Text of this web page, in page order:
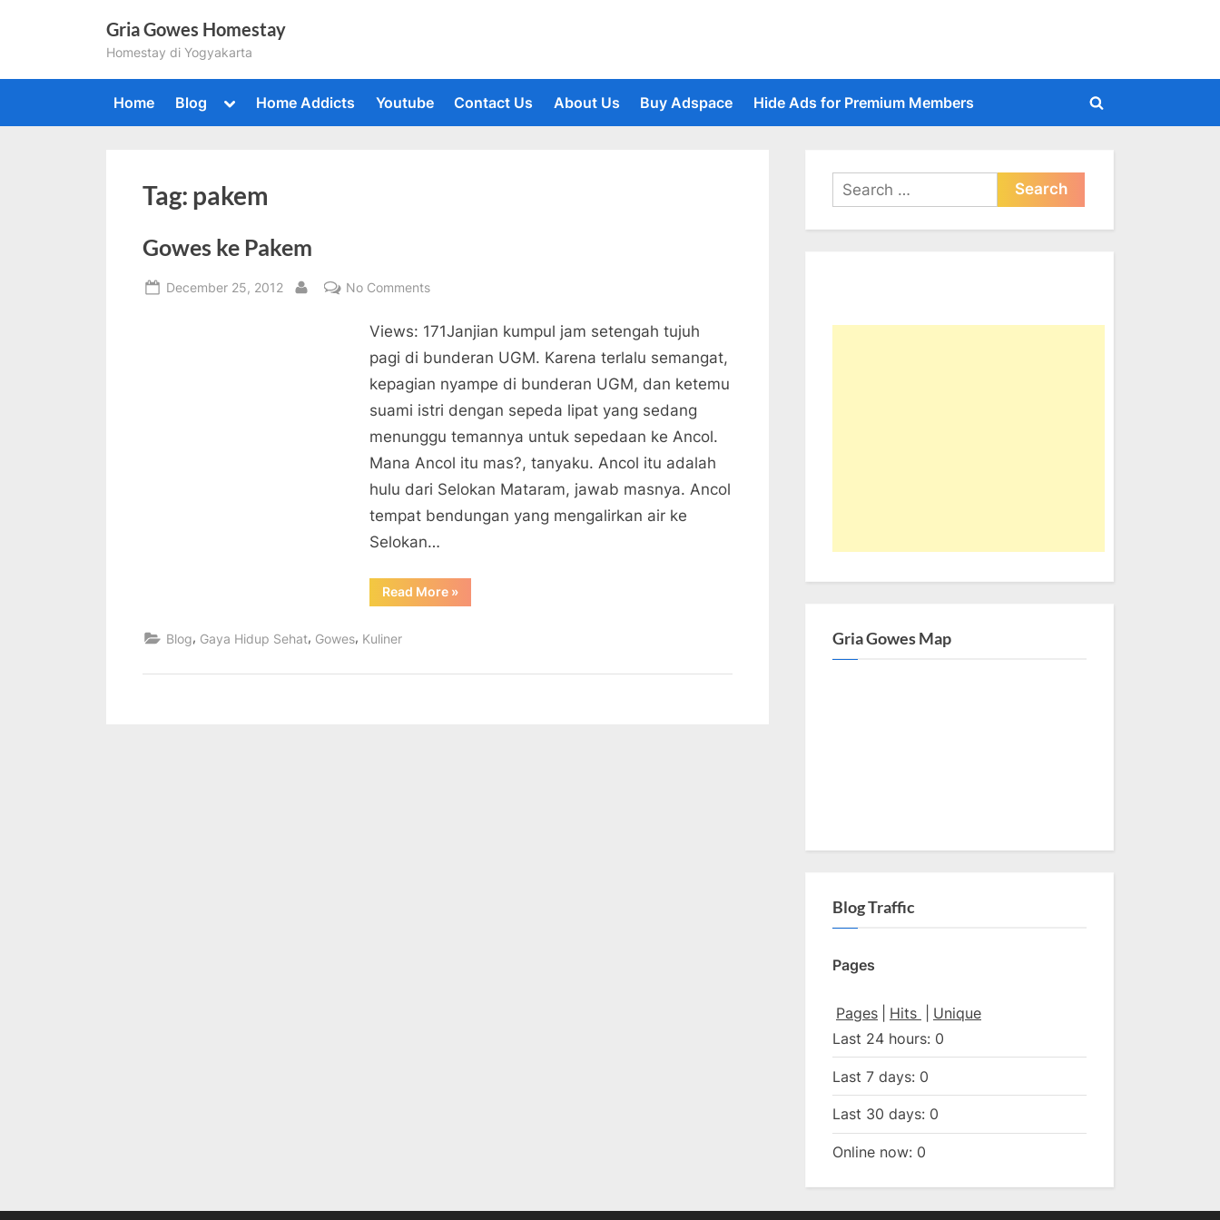
Gria Gowes Homestay
Homestay di Yogyakarta
Home Blog
Toggle
menu
Home Addicts Youtube Contact Us About Us Buy Adspace Hide Ads for Premium Members
Toggle
Tag: pakem
Gowes ke Pakem
Posted
December 25, 2012
By
No Commentson
ke
Pakem
Views: 171Janjian kumpul jam setengah tujuh
pagi di bunderan UGM. Karena terlalu semangat,
kepagian nyampe di bunderan UGM, dan ketemu
suami istri dengan sepeda lipat yang sedang
menunggu temannya untuk sepedaan ke Ancol.
Mana Ancol itu mas?, tanyaku. Ancol itu adalah
hulu dari Selokan Mataram, jawab masnya. Ancol
tempat bendungan yang mengalirkan air ke
Selokan…
Read More“Gowes
ke
»
Blog, Gaya Hidup Sehat, Gowes, Kuliner
Search
for:
Gria Gowes Map
Blog Traffic
Pages
Pages Hits
Unique
Last 24 hours: 0
Last 7 days: 0
Last 30 days: 0
Online now: 0